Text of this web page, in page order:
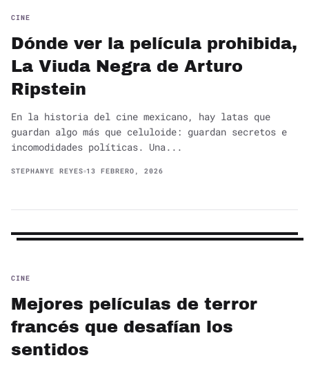
CINE
Dónde ver la película prohibida,
La Viuda Negra de Arturo
Ripstein
En la historia del cine mexicano, hay latas que
guardan algo más que celuloide: guardan secretos e
incomodidades políticas. Una...
STEPHANYE REYES 13 FEBRERO, 2026
CINE
Mejores películas de terror
francés que desafían los
sentidos